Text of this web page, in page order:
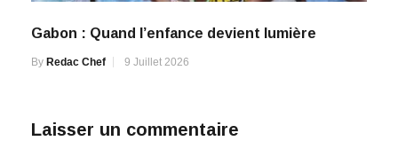
Gabon : Quand l’enfance devient lumière
By Redac Chef 9 Juillet 2026
Laisser un commentaire